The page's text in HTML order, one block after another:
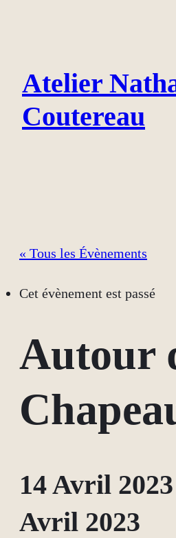
Atelier
Coutereau
« Tous les Évènements
Cet évènement est passé
Autour
14 Avril 2023
Avril 2023